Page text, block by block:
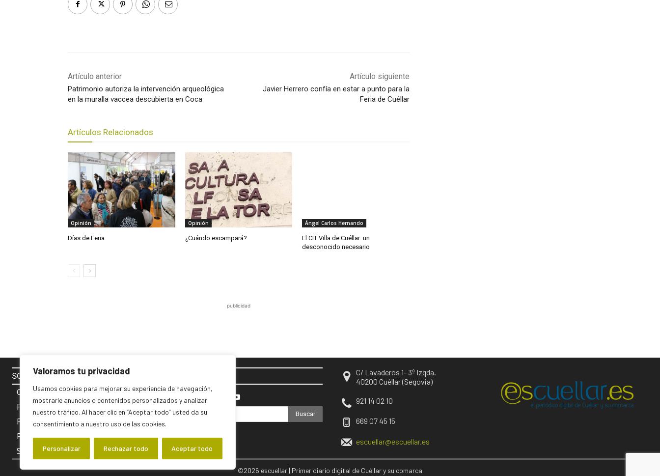
Valoramos tu privacidad
Usamos cookies para mejorar su experiencia de navegación,
mostrarle anuncios o contenidos personalizados y analizar
nuestro tráfico. Al hacer clic en “Aceptar todo” usted da su
consentimiento a nuestro uso de las cookies.
Personalizar Rechazar todo Aceptar todo
Artículo anterior
Patrimonio autoriza la intervención arqueológica
en la muralla vaccea descubierta en Coca
Artículo siguiente
Javier Herrero confía en estar a punto para la
Feria de Cuéllar
Artículos Relacionados
Opinión
Días de Feria
Opinión
¿Cuándo escampará?
Ángel Carlos Hernando
El CIT Villa de Cuéllar: un
desconocido necesario
publicidad
SOBRE NOSOTROS
Contacto
Política de cookies
Privacidad y Aviso Legal
PUBLICIDAD
Sobre nosotros
Buscar
C/ Lavaderos 1- 3º Izqda.
40200 Cuéllar (Segovia)
921 14 02 10
669 07 45 15
escuellar@escuellar.es
©2026 escuellar | Primer diario digital de Cuéllar y su comarca